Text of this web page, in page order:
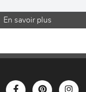
En savoir plus